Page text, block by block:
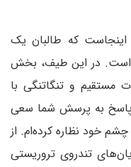
که طالبان یک
در این طیف، بخش
مستقیم و تنگاتنگی با
پاسخ به پرسش شما سعی
خود نظاره کرده‌ام. از
تندروی تروریستی